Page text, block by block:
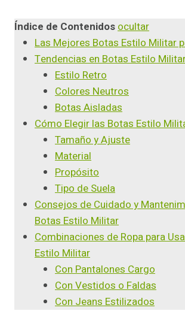
Índice de Contenidosocultar
Las Mejores Botas Estilo Militar
Tendencias en Botas Estilo
Estilo Retro
Colores Neutros
Botas Aisladas
Cómo Elegir las Botas Estilo
Tamaño y Ajuste
Material
Propósito
Tipo de Suela
Consejos de Cuidado y
Botas Estilo Militar
Combinaciones de Ropa para
Estilo Militar
Con Pantalones Cargo
Con Vestidos o Faldas
Con Jeans Estilizados